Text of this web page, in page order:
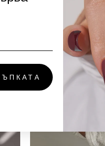
ДОБАВИ В